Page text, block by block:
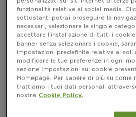
visibili già dalle prime
esistono alcune differenze tra
notte? In questo articolo
come integrarli correttamente
quotidiana e quali sono i
dall’aspetto uniforme e radioso.
Siero giorno e siero
differenze principali
funzionalità relative ai social media.
sottostanti potrai proseguire la
necessari, selezionare le singole
accettare l’installazione di tutti i
banner senza selezionare i cookie,
impostazioni predefinite relative ai soli
modificare le tue preferenze in ogni
sezione Impostazioni sui cookie
Homepage. Per sapere di più su
trattiamo i tuoi dati personali
nostra Cookie Policy.